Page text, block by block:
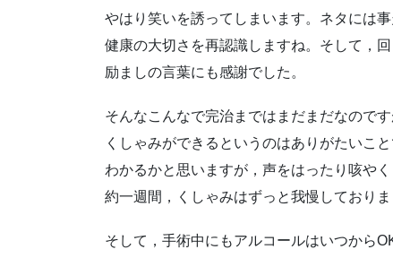
やはり笑いを誘ってしまいます。ネタには
健康の大切さを再認識しますね。そして，
励ましの言葉にも感謝でした。
そんなこんなで完治まではまだまだなので
くしゃみができるというのはありがたいこ
わかるかと思いますが，声をはったり咳やく
約一週間，くしゃみはずっと我慢しており
そして，手術中にもアルコールはいつから